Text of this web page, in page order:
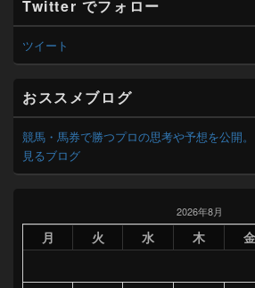
リ
ー
Twitter でフォロー
ツイート
おススメブログ
競馬・馬券で勝つプロの思考や予想を公開
見るブログ
2026年8月
月 火 水 木 金